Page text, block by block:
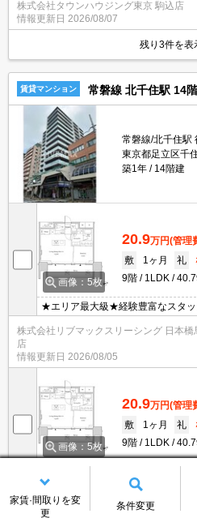
株式会社タウンハウジング東京 駒込店
情報更新日 2026/08/07
残り3件を表
賃貸マンション 常磐線 北千住駅 14
常磐線/北千住駅
東京都足立区千
築1年
14階建
画像：5枚
20.9万円(管理
敷
1ヶ月 礼
9階
1LDK
★エリア最大級★経験豊富なスタッ
社に一度も来店せずとも問題あり
ている物件も全てご紹介可能にな
し付けください★
株式会社リブマックスリーシング 日本橋
店
情報更新日 2026/08/05
画像：5枚
20.9万円(管理
敷
1ヶ月 礼
9階
1LDK
期費用クレジット支払可能！オン
社に一度も来店せずとも問題あり
ている物件も全てご紹介可能にな
株式会社リブマックスリーシング 銀座店
情報更新日
2026/08/05
家賃·間取りを変
更
条件変更